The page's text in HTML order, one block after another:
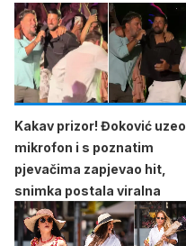
Kakav prizor! Đoković uzeo
mikrofon i s poznatim
pjevačima zapjevao hit,
snimka postala viralna